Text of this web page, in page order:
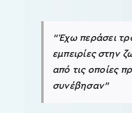
“Έχω περάσει
εμπειρίες στην
από τις οποίες
συνέβησαν”